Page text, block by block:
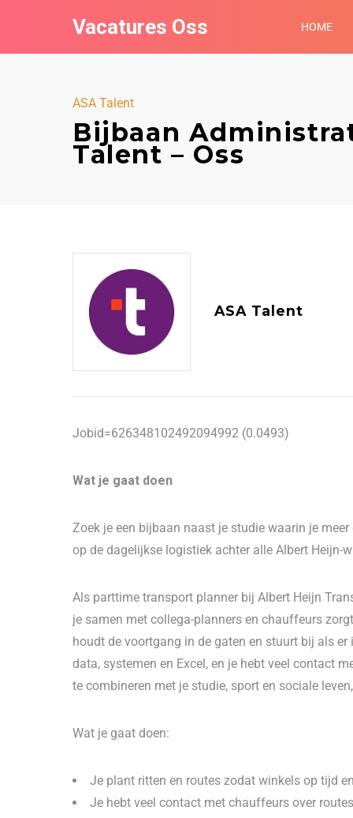
Vacatures Oss HOME
ASA Talent
Bijbaan
Talent – Oss
ASA Talent
Jobid=626348102492094992 (0.0493)
Wat je gaat doen
Zoek je een bijbaan naast je studie waarin je
op de dagelijkse logistiek achter alle Albert Heijn-
Als parttime transport planner bij Albert Heijn
je samen met collega-planners en chauffeurs
houdt de voortgang in de gaten en stuurt bij als
data, systemen en Excel, en je hebt veel contact
te combineren met je studie, sport en sociale
Wat je gaat doen:
Je plant ritten en routes zodat winkels op tijd
Je hebt veel contact met chauffeurs over